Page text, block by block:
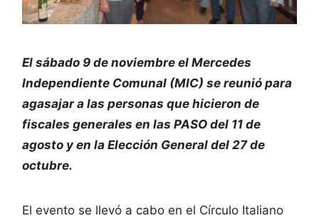
El sábado 9 de noviembre el Mercedes
Independiente Comunal (MIC) se reunió para
agasajar a las personas que hicieron de
fiscales generales en las PASO del 11 de
agosto y en la Elección General del 27 de
octubre.
El evento se llevó a cabo en el Círculo Italiano